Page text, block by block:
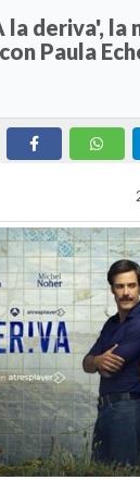
la deriva', la
Paula